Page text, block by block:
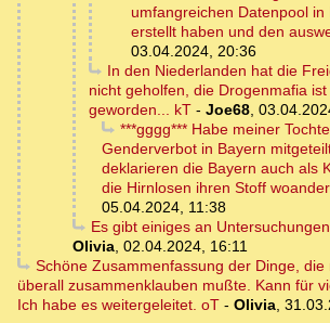
umfangreichen Datenpool in
erstellt haben und den
03.04.2024, 20:36
In den Niederlanden hat die
nicht geholfen, die Drogenmafia
geworden... kT - Joe68,
***gggg*** Habe meiner
Genderverbot in Bayern
deklarieren die Bayern auch als
die Hirnlosen ihren Stoff
05.04.2024, 11:38
Es gibt einiges an
Olivia, 02.04.2024, 16:11
Schöne Zusammenfassung der Dinge, die
überall zusammenklauben mußte. Kann für
Ich habe es weitergeleitet. oT - Olivia,